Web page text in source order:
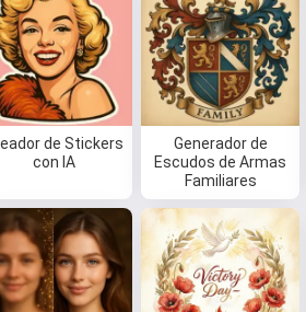
de Stickers
con IA
Generador de
Escudos de Armas
Familiares